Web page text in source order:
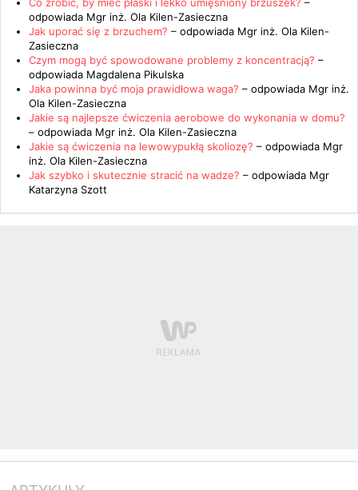
odpowiada Mgr inż. Ola Kilen-Zasieczna
Jak uporać się z brzuchem? – odpowiada Mgr inż. Ola Kilen-
Zasieczna
Czym mogą być spowodowane problemy z koncentracją? –
odpowiada Magdalena Pikulska
Jaka powinna być moja prawidłowa waga? – odpowiada Mgr inż.
Ola Kilen-Zasieczna
Jakie są najlepsze ćwiczenia aerobowe do wykonania w domu?
– odpowiada Mgr inż. Ola Kilen-Zasieczna
Jakie są ćwiczenia na lewowypukłą skoliozę? – odpowiada Mgr
inż. Ola Kilen-Zasieczna
Jak szybko i skutecznie stracić na wadze? – odpowiada Mgr
Katarzyna Szott